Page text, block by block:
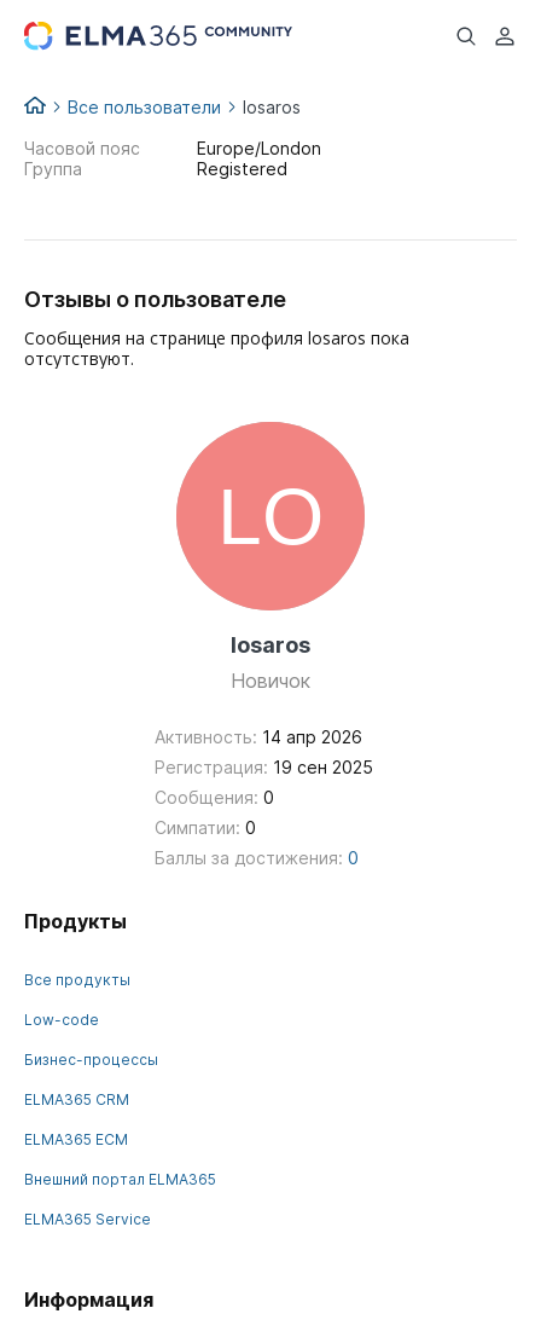
...
Все пользователи losaros
losaros
Новичок
Активность: 14 апр 2026
Регистрация: 19 сен 2025
Сообщения: 0
Симпатии: 0
Баллы за достижения: 0
Часовой пояс
Europe/London
Группа
Registered
Отзывы о пользователе
Сообщения на странице профиля losaros пока
отсутствуют.
Продукты
Все продукты
Low-code
Бизнес-процессы
ELMA365 CRM
ELMA365 ECM
Внешний портал ELMA365
ELMA365 Service
Информация